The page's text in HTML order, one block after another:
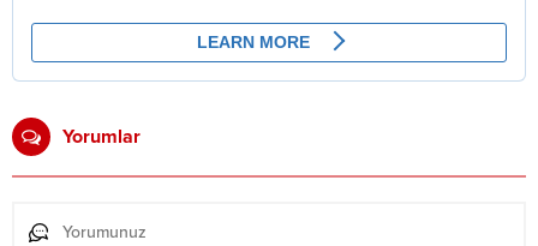
Yorumlar